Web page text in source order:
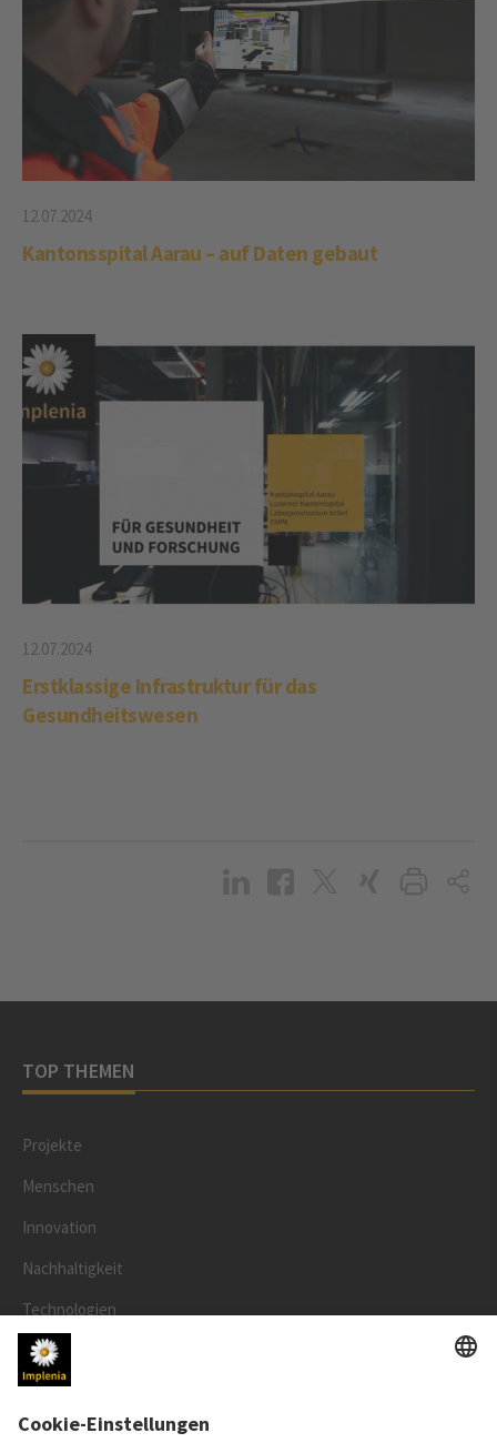
12.07.2024
Kantonsspital Aarau – auf Daten gebaut
12.07.2024
Erstklassige Infrastruktur für das
Gesundheitswesen
TOP THEMEN
Projekte
Menschen
Innovation
Nachhaltigkeit
Technologien
Sicherheit
RECHTLICHES